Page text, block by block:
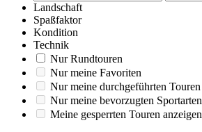
Landschaft
Spaßfaktor
Kondition
Technik
Nur Rundtouren
Nur meine Favoriten
Nur meine durchgeführten Touren
Nur meine bevorzugten Sportarten
Meine gesperrten Touren anzeigen